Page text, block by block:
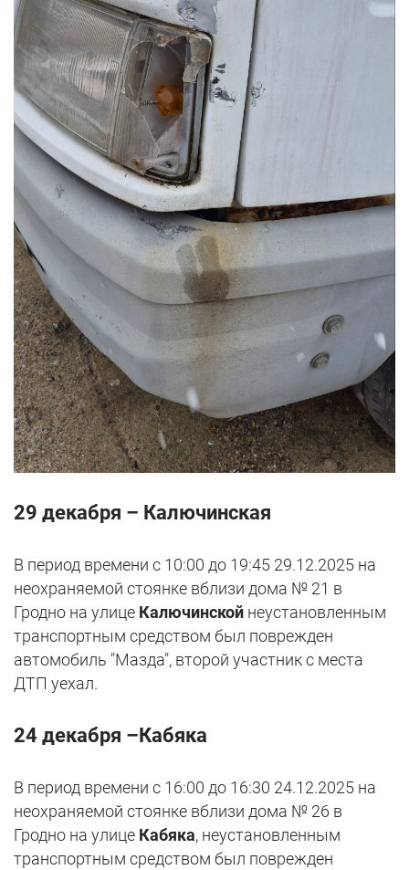
29 декабря – Калючинская
В период времени с 10:00 до 19:45 29.12.2025 на
неохраняемой стоянке вблизи дома № 21 в
Гродно на улице Калючинской неустановленным
транспортным средством был поврежден
автомобиль "Мазда", второй участник с места
ДТП уехал.
24 декабря –Кабяка
В период времени с 16:00 до 16:30 24.12.2025 на
неохраняемой стоянке вблизи дома № 26 в
Гродно на улице Кабяка, неустановленным
транспортным средством был поврежден